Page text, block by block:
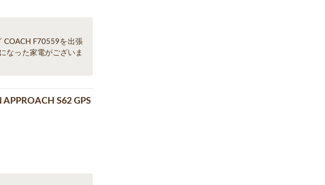
COACH F70559を出張
なった家電がございま
S62 GPS